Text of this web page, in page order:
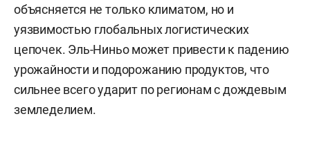
объясняется не только климатом, но и
уязвимостью глобальных логистических
цепочек. Эль-Ниньо может привести к падению
урожайности и подорожанию продуктов, что
сильнее всего ударит по регионам с дождевым
земледелием.